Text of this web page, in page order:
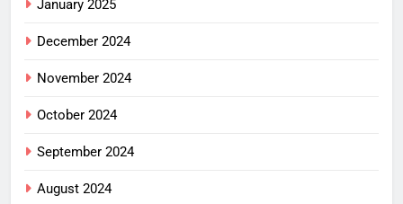
January 2025
December 2024
November 2024
October 2024
September 2024
August 2024